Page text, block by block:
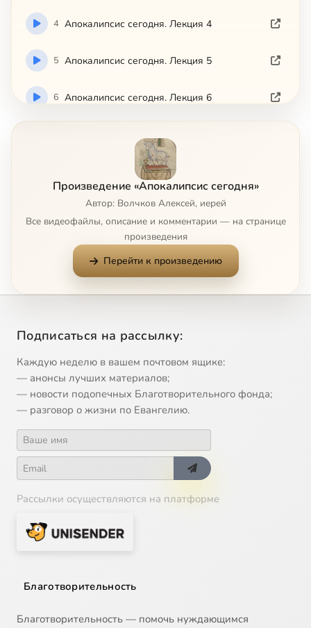
4 Апокалипсис сегодня. Лекция 4
5 Апокалипсис сегодня. Лекция 5
6 Апокалипсис сегодня. Лекция 6
Апокалипсис сегодня. Лекция 8
Апокалипсис сегодня. Лекция 9
Произведение «Апокалипсис сегодня»
Автор: Волчков Алексей, иерей
Все видеофайлы, описание и комментарии — на странице
произведения
Перейти к произведению
Подписаться на рассылку:
Каждую неделю в вашем почтовом ящике:
— анонсы лучших материалов;
— новости подопечных Благотворительного фонда;
— разговор о жизни по Евангелию.
Рассылки осуществляются на платформе
Благотворительность
Благотворительность — помочь нуждающимся